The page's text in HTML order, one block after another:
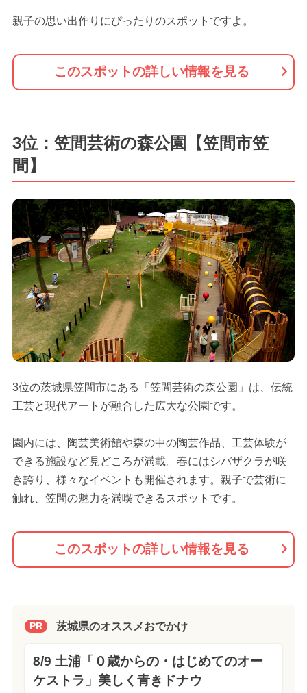
親子の思い出作りにぴったりのスポットですよ。
このスポットの詳しい情報を見る
3位：笠間芸術の森公園【笠間市笠
間】
3位の茨城県笠間市にある「笠間芸術の森公園」は、伝統
工芸と現代アートが融合した広大な公園です。
園内には、陶芸美術館や森の中の陶芸作品、工芸体験が
できる施設など見どころが満載。春にはシバザクラが咲
き誇り、様々なイベントも開催されます。親子で芸術に
触れ、笠間の魅力を満喫できるスポットです。
このスポットの詳しい情報を見る
PR 茨城県のオススメおでかけ
8/9 土浦「０歳からの・はじめてのオー
ケストラ」美しく青きドナウ